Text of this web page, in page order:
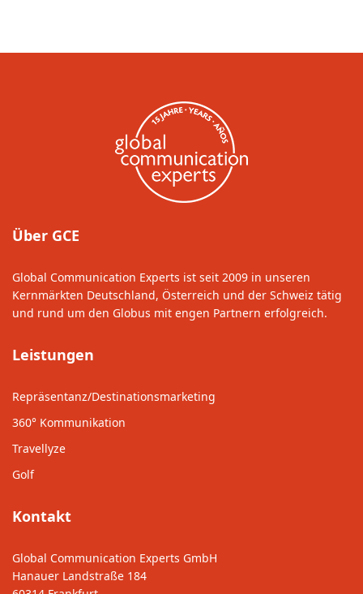
Über GCE
Global Communication Experts ist seit 2009 in unseren
Kernmärkten Deutschland, Österreich und der Schweiz tätig
und rund um den Globus mit engen Partnern erfolgreich.
Leistungen
Repräsentanz/Destinationsmarketing
360° Kommunikation
Travellyze
Golf
Kontakt
Global Communication Experts GmbH
Hanauer Landstraße 184